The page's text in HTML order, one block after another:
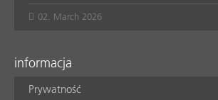
02. March 2026
informacja
Prywatność